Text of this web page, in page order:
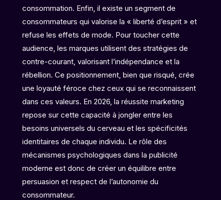
consommation. Enfin, il existe un segment de
consommateurs qui valorise la « liberté d’esprit » et
refuse les effets de mode. Pour toucher cette
audience, les marques utilisent des stratégies de
contre-courant, valorisant l’indépendance et la
rébellion. Ce positionnement, bien que risqué, crée
une loyauté féroce chez ceux qui se reconnaissent
dans ces valeurs. En 2026, la réussite marketing
repose sur cette capacité à jongler entre les
besoins universels du cerveau et les spécificités
identitaires de chaque individu. Le rôle des
mécanismes psychologiques dans la publicité
moderne est donc de créer un équilibre entre
persuasion et respect de l’autonomie du
consommateur.